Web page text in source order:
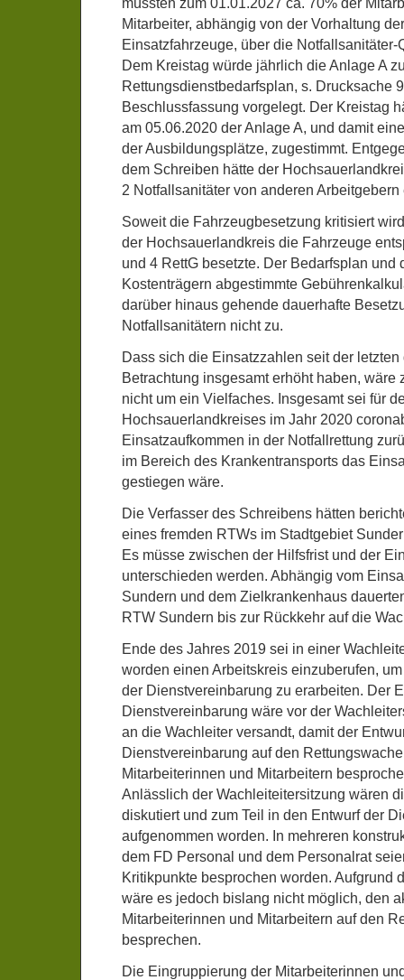
müssten zum 01.01.2027 ca. 70% der
Mitarbeiter, abhängig von der Vorhaltung
Einsatzfahrzeuge, über die
Dem Kreistag würde jährlich die Anlage A
Rettungsdienstbedarfsplan, s. Drucksache
Beschlussfassung vorgelegt. Der Kreistag
am 05.06.2020 der Anlage A, und damit
der Ausbildungsplätze, zugestimmt.
dem Schreiben hätte der
2 Notfallsanitäter von anderen Arbeitgebern
Soweit die Fahrzeugbesetzung kritisiert
der Hochsauerlandkreis die Fahrzeuge
und 4 RettG besetzte. Der Bedarfsplan und
Kostenträgern abgestimmte
darüber hinaus gehende dauerhafte
Notfallsanitätern nicht zu.
Dass sich die Einsatzzahlen seit der
Betrachtung insgesamt erhöht haben, wäre
nicht um ein Vielfaches. Insgesamt sei für
Hochsauerlandkreises im Jahr 2020
Einsatzaufkommen in der Notfallrettung
im Bereich des Krankentransports das
gestiegen wäre.
Die Verfasser des Schreibens hätten
eines fremden RTWs im Stadtgebiet
Es müsse zwischen der Hilfsfrist und der
unterschieden werden. Abhängig vom
Sundern und dem Zielkrankenhaus
RTW Sundern bis zur Rückkehr auf die
Ende des Jahres 2019 sei in einer
worden einen Arbeitskreis einzuberufen,
der Dienstvereinbarung zu erarbeiten. Der
Dienstvereinbarung wäre vor der
an die Wachleiter versandt, damit der
Dienstvereinbarung auf den
Mitarbeiterinnen und Mitarbeitern
Anlässlich der Wachleiteitersitzung wären
diskutiert und zum Teil in den Entwurf der
aufgenommen worden. In mehreren
dem FD Personal und dem Personalrat
Kritikpunkte besprochen worden. Aufgrund
wäre es jedoch bislang nicht möglich, den
Mitarbeiterinnen und Mitarbeitern auf den
besprechen.
Die Eingruppierung der Mitarbeiterinnen